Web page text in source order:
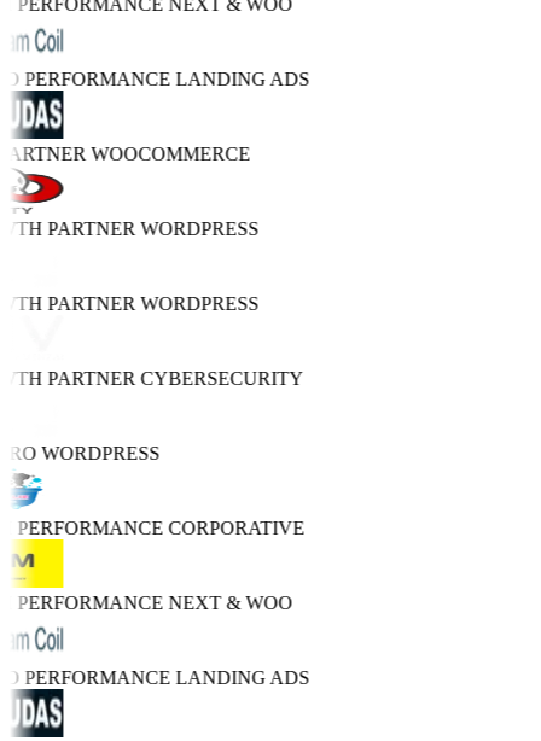
PERFORMANCENEXT & WOO
PERFORMANCELANDING ADS
WOOCOMMERCE
PARTNERWORDPRESS
PARTNERWORDPRESS
PARTNERCYBERSECURITY
WORDPRESS
PERFORMANCECORPORATIVE
PERFORMANCENEXT & WOO
PERFORMANCELANDING ADS